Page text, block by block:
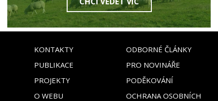
KONTAKTY
ODBORNÉ ČLÁNKY
PUBLIKACE
PRO NOVINÁŘE
PROJEKTY
PODĚKOVÁNÍ
O WEBU
OCHRANA OSOBNÍCH